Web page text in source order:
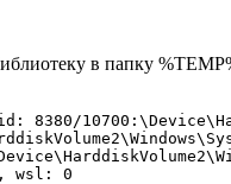
в папку
wsl: 0